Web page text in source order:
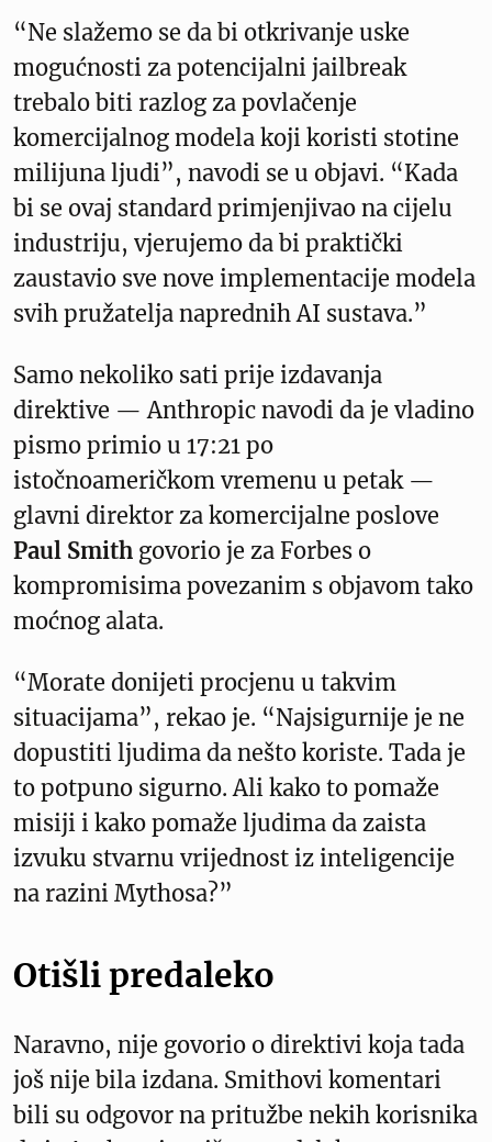
“Ne slažemo se da bi otkrivanje uske
mogućnosti za potencijalni jailbreak
trebalo biti razlog za povlačenje
komercijalnog modela koji koristi stotine
milijuna ljudi”, navodi se u objavi. “Kada
bi se ovaj standard primjenjivao na cijelu
industriju, vjerujemo da bi praktički
zaustavio sve nove implementacije modela
svih pružatelja naprednih AI sustava.”
Samo nekoliko sati prije izdavanja
direktive — Anthropic navodi da je vladino
pismo primio u 17:21 po
istočnoameričkom vremenu u petak —
glavni direktor za komercijalne poslove
Paul Smith govorio je za Forbes o
kompromisima povezanim s objavom tako
moćnog alata.
“Morate donijeti procjenu u takvim
situacijama”, rekao je. “Najsigurnije je ne
dopustiti ljudima da nešto koriste. Tada je
to potpuno sigurno. Ali kako to pomaže
misiji i kako pomaže ljudima da zaista
izvuku stvarnu vrijednost iz inteligencije
na razini Mythosa?”
Otišli predaleko
Naravno, nije govorio o direktivi koja tada
još nije bila izdana. Smithovi komentari
bili su odgovor na pritužbe nekih korisnika